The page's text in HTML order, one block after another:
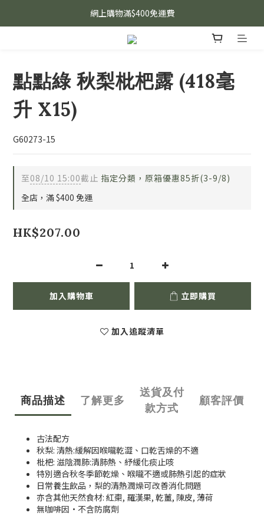
網上購物滿$400免運費
點點綠 秋梨枇杷露 (418毫
升 X15)
G60273-15
至08/10 15:00截止 指定分類，原箱優惠85折(3-9/8)
全店，滿 $400 免運
HK$207.00
加入購物車 立即購買
加入追蹤清單
商品描述 了解更多
送貨及付
款方式
顧客評價
古法配方
秋梨: 清熱:緩解因喉嚨乾澀、口乾舌燥的不適
枇杷: 滋陰潤肺:清肺熱、紓緩化痰止咳
特別適合秋冬季節乾燥、喉嚨不適或肺熱引起的症狀
日常養生飲品，梨的清熱潤燥可改善消化問題
亦含其他天然食材: 紅棗, 羅漢果, 乾薑, 陳皮, 薄荷
無咖啡因·不含防腐劑